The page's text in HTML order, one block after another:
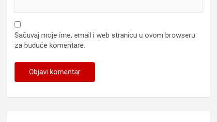
Sačuvaj moje ime, email i web stranicu u ovom browseru
za buduće komentare.